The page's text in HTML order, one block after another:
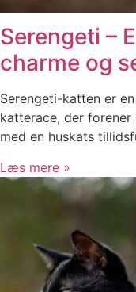
Serengeti –
charme og
Serengeti-katten er
katterace, der
med en huskats
Læs mere »